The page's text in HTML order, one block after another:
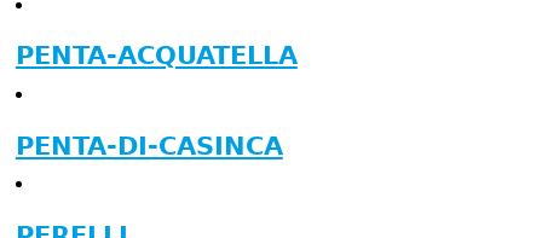
PENTA-ACQUATELLA
PENTA-DI-CASINCA